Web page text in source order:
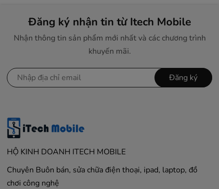
Đăng ký nhận tin từ Itech Mobile
Nhận thông tin sản phẩm mới nhất và các chương trình
khuyến mãi.
Đăng ký
HỘ KINH DOANH ITECH MOBILE
Chuyên Buôn bán, sửa chữa điện thoại, ipad, laptop, đồ
chơi công nghệ